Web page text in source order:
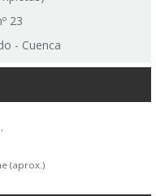
23
- Cuenca
(aprox.)